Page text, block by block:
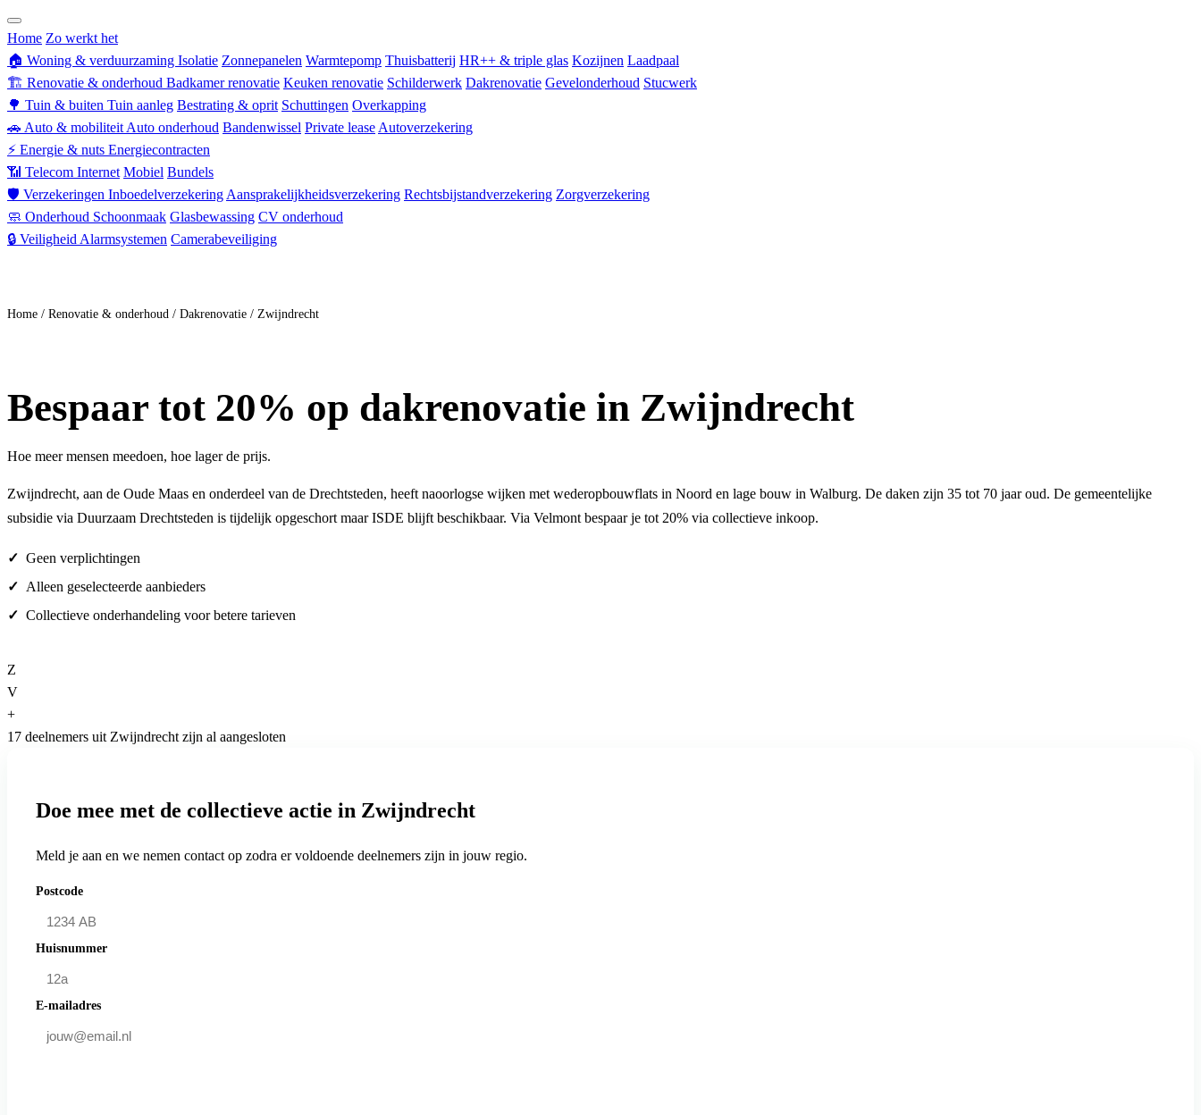
Home Zo werkt het
🏠 Woning & verduurzaming Isolatie Zonnepanelen Warmtepomp Thuisbatterij HR++ & triple glas Kozijnen Laadpaal
🏗 Renovatie & onderhoud Badkamer renovatie Keuken renovatie Schilderwerk Dakrenovatie Gevelonderhoud Stucwerk
🌳 Tuin & buiten Tuin aanleg Bestrating & oprit Schuttingen Overkapping
🚗 Auto & mobiliteit Auto onderhoud Bandenwissel Private lease Autoverzekering
⚡ Energie & nuts Energiecontracten
📶 Telecom Internet Mobiel Bundels
🛡 Verzekeringen Inboedelverzekering Aansprakelijkheidsverzekering Rechtsbijstandverzekering Zorgverzekering
🧼 Onderhoud Schoonmaak Glasbewassing CV onderhoud
🔒 Veiligheid Alarmsystemen Camerabeveiliging
Home / Renovatie & onderhoud / Dakrenovatie / Zwijndrecht
Bespaar tot 20% op dakrenovatie in Zwijndrecht
Hoe meer mensen meedoen, hoe lager de prijs.
Zwijndrecht, aan de Oude Maas en onderdeel van de Drechtsteden, heeft naoorlogse wijken met wederopbouwflats in Noord en lage bouw in Walburg. De daken zijn 35 tot 70 jaar oud. De gemeentelijke
subsidie via Duurzaam Drechtsteden is tijdelijk opgeschort maar ISDE blijft beschikbaar. Via Velmont bespaar je tot 20% via collectieve inkoop.
Geen verplichtingen
Alleen geselecteerde aanbieders
Collectieve onderhandeling voor betere tarieven
Z
V
+
17 deelnemers uit Zwijndrecht zijn al aangesloten
Doe mee met de collectieve actie in Zwijndrecht
Meld je aan en we nemen contact op zodra er voldoende deelnemers zijn in jouw regio.
Postcode
Huisnummer
E-mailadres